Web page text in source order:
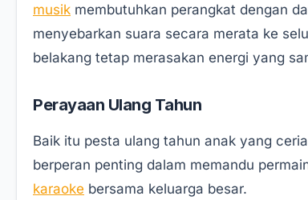
musik membutuhkan perangkat dengan
menyebarkan suara secara merata ke
belakang tetap merasakan energi yang
Perayaan Ulang Tahun
Baik itu pesta ulang tahun anak yang
berperan penting dalam memandu
karaoke bersama keluarga besar.